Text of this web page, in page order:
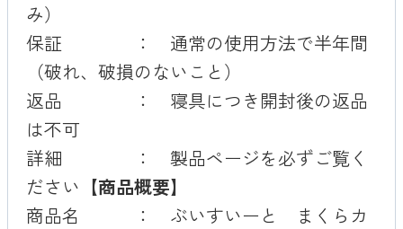
み）
保証 ： 通常の使用方法で半年間
（破れ、破損のないこと）
返品 ： 寝具につき開封後の返品
は不可
詳細 ： 製品ページを必ずご覧く
ださい 【商品概要】
商品名 ： ぶいすいーと まくらカ